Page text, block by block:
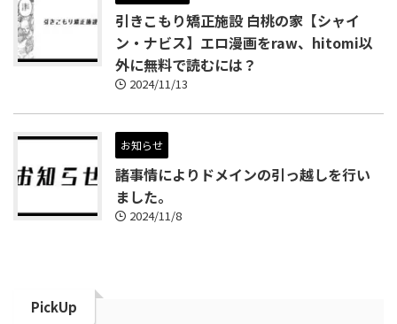
引きこもり矯正施設 白桃の家【シャイ
ン・ナビス】エロ漫画をraw、hitomi以
外に無料で読むには？
2024/11/13
お知らせ
諸事情によりドメインの引っ越しを行い
ました。
2024/11/8
PickUp